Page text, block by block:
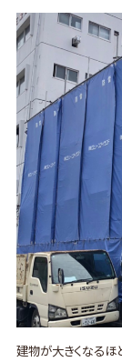
建物が大きくなるほ